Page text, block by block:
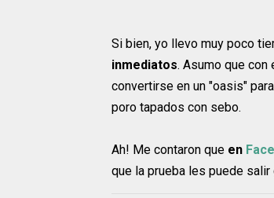
Si bien, yo llevo muy poco
inmediatos. Asumo que
convertirse en un "oasis"
poro tapados con sebo.
Ah! Me contaron que en
que la prueba les puede salir